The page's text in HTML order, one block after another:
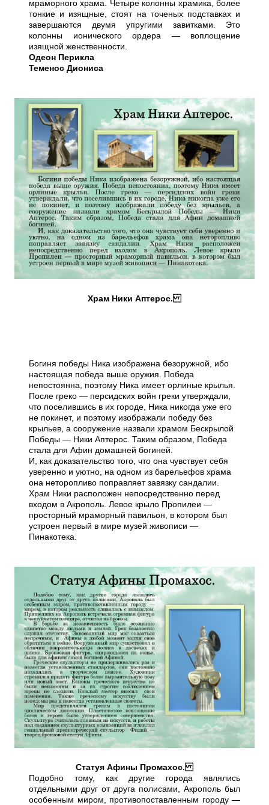
мраморного храма. Четыре колонны храмика, более
тонкие и изящные, стоят на точеных подставках и
завершаются двумя упругими завитками. Это
колонны ионического ордера — воплощение
изящной женственности.
Одеон Перикла
Теменос Диониса
Храм Ники Аптерос.
Богиня победы Ника изображена безоружной, ибо
настоящая победа выше оружия. Победа
непостоянна, поэтому Ника имеет орлиные крылья.
После греко — персидских войн греки утверждали,
что поселившись в их городе, Ника никогда уже его
не покинет, и поэтому изображали победу без
крыльев, а сооружение назвали храмом Бескрылой
Победы — Ники Аптерос. Таким образом, Победа
стала для Афин домашней богиней.
И, как доказательство того, что она чувствует себя
уверенно и уютно, на одном из барельефов храма
она неторопливо поправляет завязку сандалии.
Храм Ники расположен непосредственно перед
входом в Акрополь. Левое крыло Пропилеи —
просторный мраморный павильон, в котором был
устроен первый в мире музей живописи —
Пинакотека.
Статуя Афины Промахос.
Подобно тому, как другие города являлись
отдельными друг от друга полисами, Акрополь был
особенным миром, противопоставленным городу —